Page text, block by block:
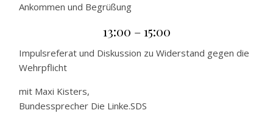
Ankommen und Begrüßung
13:00 – 15:00
Impulsreferat und Diskussion zu Widerstand gegen die
Wehrpflicht
mit Maxi Kisters,
Bundessprecher Die Linke.SDS